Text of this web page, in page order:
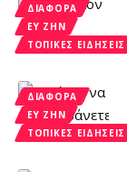
ΔΙΑΦΟΡΑ
ΕΥ ΖΗΝ
ΤΟΠΙΚΈΣ ΕΙΔΉΣΕΙΣ
ΔΙΑΦΟΡΑ
ΕΥ ΖΗΝ
ΤΟΠΙΚΈΣ ΕΙΔΉΣΕΙΣ